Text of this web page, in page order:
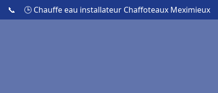
📞 🕒 Chauffe eau installateur Chaffoteaux Meximieux